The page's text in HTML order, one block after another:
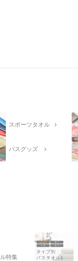
スポーツタオル
バスグッズ
特集